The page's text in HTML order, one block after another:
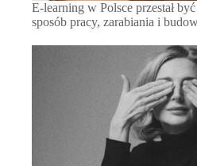
E-learning w Polsce przestał
sposób pracy, zarabiania i